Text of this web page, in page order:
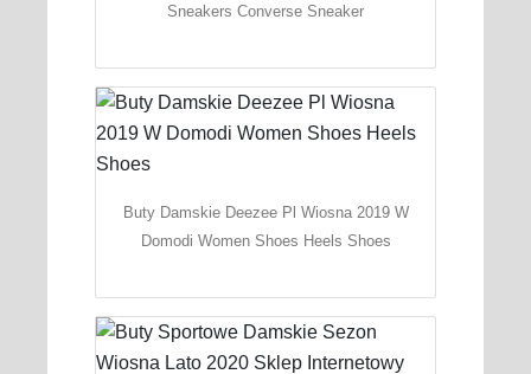
Sneakers Converse Sneaker
Buty Damskie Deezee Pl Wiosna 2019 W
Domodi Women Shoes Heels Shoes